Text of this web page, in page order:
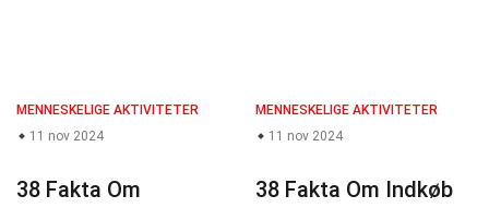
MENNESKELIGE AKTIVITETER
11 nov 2024
38 Fakta Om
MENNESKELIGE AKTIVITETER
11 nov 2024
38 Fakta Om Indkøb